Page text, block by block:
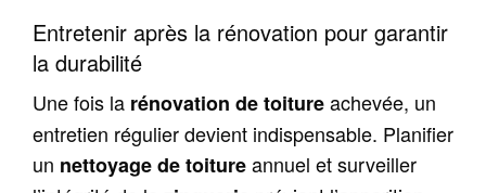
Entretenir après la rénovation pour garantir
la durabilité
Une fois la rénovation de toitureachevée, un
entretien régulier devient indispensable. Planifier
un nettoyage de toitureannuel et surveiller